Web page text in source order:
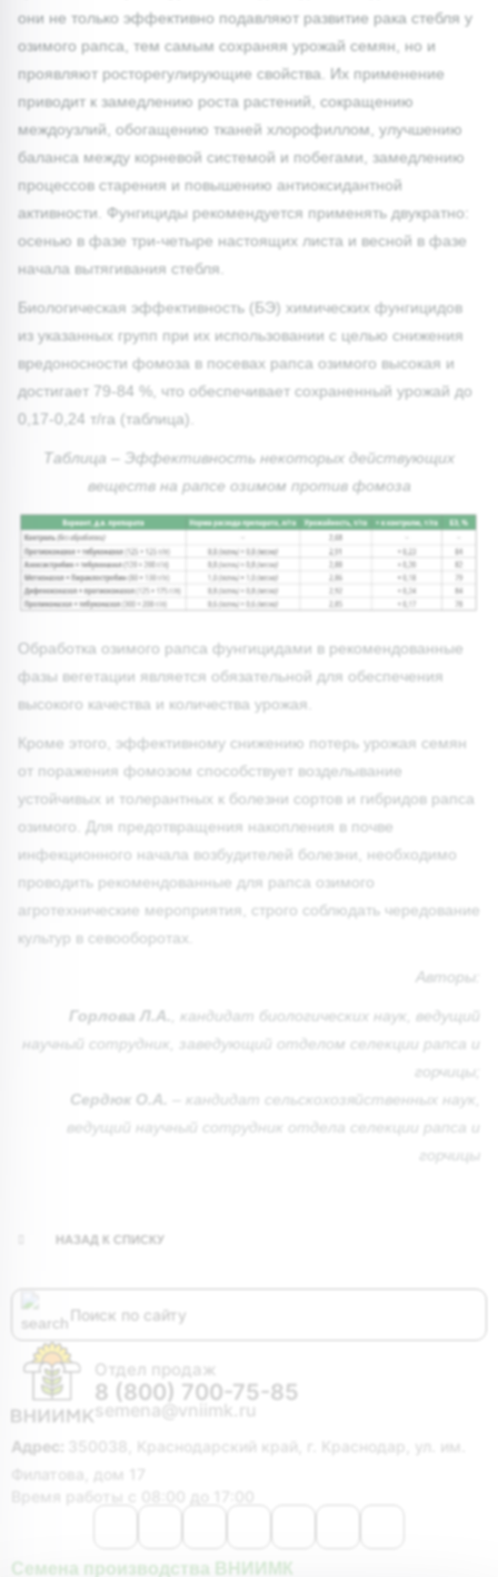
они не только эффективно подавляют развитие рака стебля у
озимого рапса, тем самым сохраняя урожай семян, но и
проявляют росторегулирующие свойства. Их применение
приводит к замедлению роста растений, сокращению
междоузлий, обогащению тканей хлорофиллом, улучшению
баланса между корневой системой и побегами, замедлению
процессов старения и повышению антиоксидантной
активности. Фунгициды рекомендуется применять двукратно:
осенью в фазе три-четыре настоящих листа и весной в фазе
начала вытягивания стебля.
Биологическая эффективность (БЭ) химических фунгицидов
из указанных групп при их использовании с целью снижения
вредоносности фомоза в посевах рапса озимого высокая и
достигает 79-84 %, что обеспечивает сохраненный урожай до
0,17-0,24 т/га (таблица).
Таблица – Эффективность некоторых действующих
веществ на рапсе озимом против фомоза
Обработка озимого рапса фунгицидами в рекомендованные
фазы вегетации является обязательной для обеспечения
высокого качества и количества урожая.
Кроме этого, эффективному снижению потерь урожая семян
от поражения фомозом способствует возделывание
устойчивых и толерантных к болезни сортов и гибридов рапса
озимого. Для предотвращения накопления в почве
инфекционного начала возбудителей болезни, необходимо
проводить рекомендованные для рапса озимого
агротехнические мероприятия, строго соблюдать чередование
культур в севооборотах.
Авторы:
Горлова Л.А.
, кандидат биологических наук, ведущий
научный сотрудник, заведующий отделом селекции рапса и
горчицы;
Сердюк О.А.
– кандидат сельскохозяйственных наук,
ведущий научный сотрудник отдела селекции рапса и
горчицы
НАЗАД К СПИСКУ
Отдел продаж
8 (800) 700-75-85
semena@vniimk.ru
Адрес:
350038, Краснодарский край, г. Краснодар, ул. им.
Филатова, дом 17
Семена производства ВНИИМК